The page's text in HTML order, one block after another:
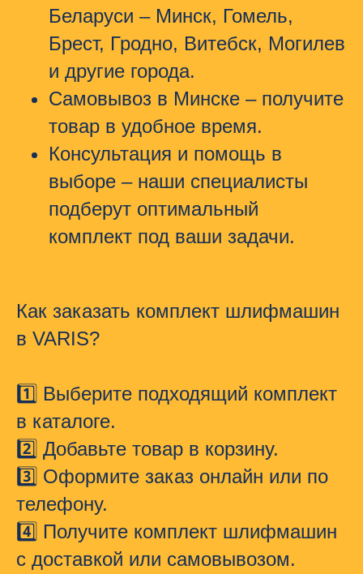
Беларуси – Минск, Гомель,
Брест, Гродно, Витебск, Могилев
и другие города.
Самовывоз в Минске – получите
товар в удобное время.
Консультация и помощь в
выборе – наши специалисты
подберут оптимальный
комплект под ваши задачи.
Как заказать комплект шлифмашин
в VARIS?
1️⃣ Выберите подходящий комплект
в каталоге.
2️⃣ Добавьте товар в корзину.
3️⃣ Оформите заказ онлайн или по
телефону.
4️⃣ Получите комплект шлифмашин
с доставкой или самовывозом.